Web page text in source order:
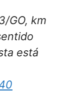
GO, km
está